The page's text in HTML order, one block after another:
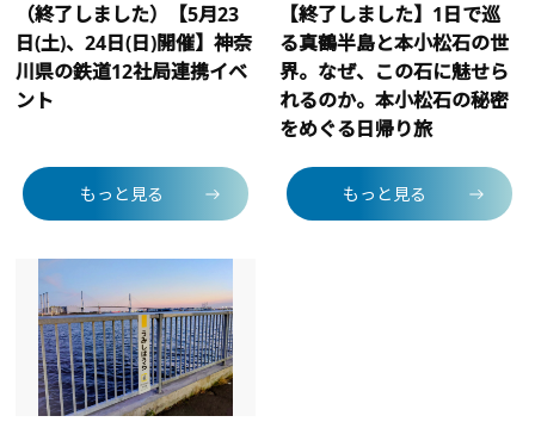
（終了しました）【5月23
日(土)、24日(日)開催】神奈
川県の鉄道12社局連携イベ
ント
もっと見る
【終了しました】1日で巡
る真鶴半島と本小松石の世
界。なぜ、この石に魅せら
れるのか。本小松石の秘密
をめぐる日帰り旅
もっと見る